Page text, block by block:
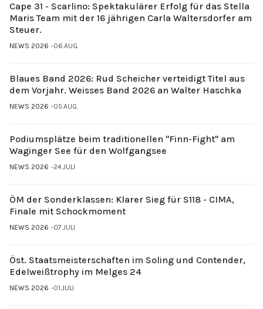
Cape 31 - Scarlino: Spektakulärer Erfolg für das Stella
Maris Team mit der 16 jährigen Carla Waltersdorfer am
Steuer.
NEWS 2026 06.AUG.
Blaues Band 2026: Rud Scheicher verteidigt Titel aus
dem Vorjahr. Weisses Band 2026 an Walter Haschka
NEWS 2026 05.AUG.
Podiumsplätze beim traditionellen "Finn-Fight" am
Waginger See für den Wolfgangsee
NEWS 2026 24.JULI
ÖM der Sonderklassen: Klarer Sieg für S118 - CIMA,
Finale mit Schockmoment
NEWS 2026 07.JULI
Öst. Staatsmeisterschaften im Soling und Contender,
Edelweißtrophy im Melges 24
NEWS 2026 01.JULI